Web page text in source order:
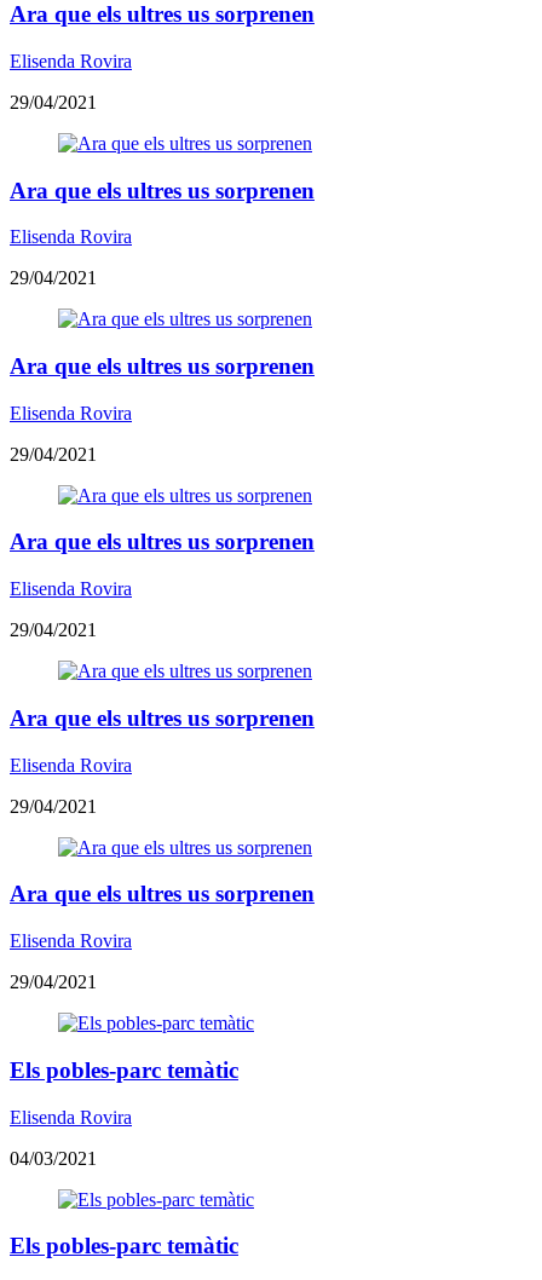
Ara que els ultres us sorprenen
Elisenda Rovira
29/04/2021
Ara que els ultres us sorprenen
Elisenda Rovira
29/04/2021
Ara que els ultres us sorprenen
Elisenda Rovira
29/04/2021
Ara que els ultres us sorprenen
Elisenda Rovira
29/04/2021
Ara que els ultres us sorprenen
Elisenda Rovira
29/04/2021
Ara que els ultres us sorprenen
Elisenda Rovira
29/04/2021
Els pobles-parc temàtic
Elisenda Rovira
04/03/2021
Els pobles-parc temàtic